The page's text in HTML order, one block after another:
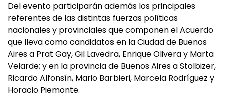
Del evento participarán además los principales
referentes de las distintas fuerzas políticas
nacionales y provinciales que componen el Acuerdo
que lleva como candidatos en la Ciudad de Buenos
Aires a Prat Gay, Gil Lavedra, Enrique Olivera y Marta
Velarde; y en la provincia de Buenos Aires a Stolbizer,
Ricardo Alfonsín, Mario Barbieri, Marcela Rodríguez y
Horacio Piemonte.